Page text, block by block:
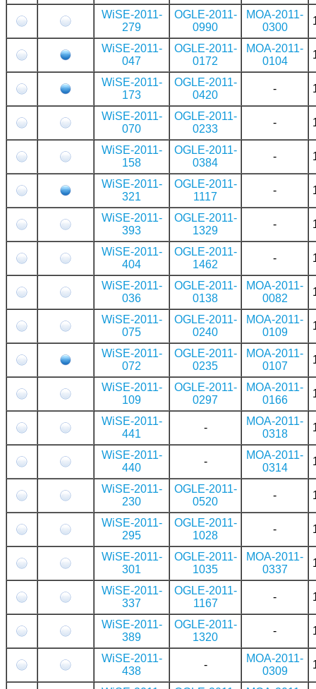
WiSE-2011-
279
OGLE-2011-
0990
MOA-2011-
0300
WiSE-2011-
047
OGLE-2011-
0172
MOA-2011-
0104
WiSE-2011-
173
OGLE-2011-
0420
-
WiSE-2011-
070
OGLE-2011-
0233
-
WiSE-2011-
158
OGLE-2011-
0384
-
WiSE-2011-
321
OGLE-2011-
1117
-
WiSE-2011-
393
OGLE-2011-
1329
-
WiSE-2011-
404
OGLE-2011-
1462
-
WiSE-2011-
036
OGLE-2011-
0138
MOA-2011-
0082
WiSE-2011-
075
OGLE-2011-
0240
MOA-2011-
0109
WiSE-2011-
072
OGLE-2011-
0235
MOA-2011-
0107
WiSE-2011-
109
OGLE-2011-
0297
MOA-2011-
0166
WiSE-2011-
441
-
MOA-2011-
0318
WiSE-2011-
440
-
MOA-2011-
0314
WiSE-2011-
230
OGLE-2011-
0520
-
WiSE-2011-
295
OGLE-2011-
1028
-
WiSE-2011-
301
OGLE-2011-
1035
MOA-2011-
0337
WiSE-2011-
337
OGLE-2011-
1167
-
WiSE-2011-
389
OGLE-2011-
1320
-
WiSE-2011-
438
-
MOA-2011-
0309